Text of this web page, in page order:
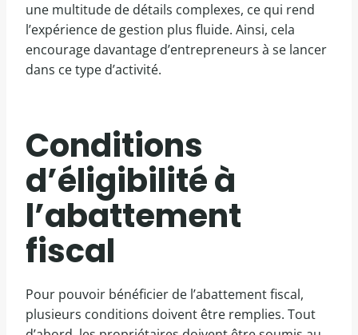
une multitude de détails complexes, ce qui rend
l’expérience de gestion plus fluide. Ainsi, cela
encourage davantage d’entrepreneurs à se lancer
dans ce type d’activité.
Conditions
d’éligibilité à
l’abattement
fiscal
Pour pouvoir bénéficier de l’abattement fiscal,
plusieurs conditions doivent être remplies. Tout